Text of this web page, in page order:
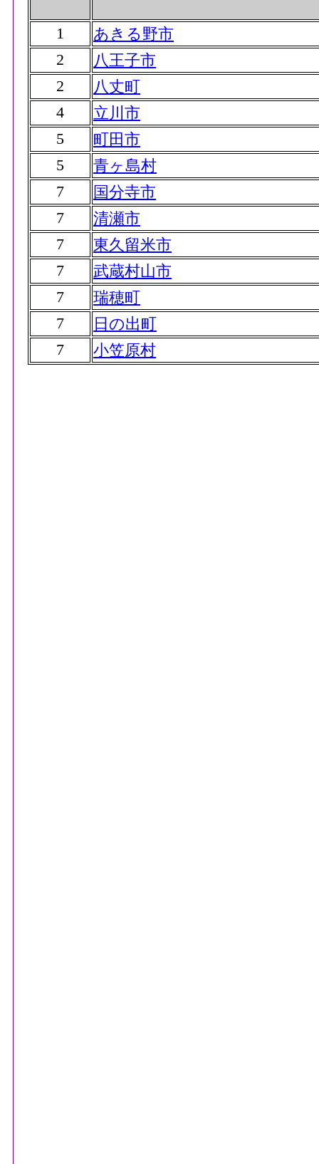
1
あきる野市
2
八王子市
2
八丈町
4
立川市
5
町田市
5
青ヶ島村
7
国分寺市
7
清瀬市
7
東久留米市
7
武蔵村山市
7
瑞穂町
7
日の出町
7
小笠原村